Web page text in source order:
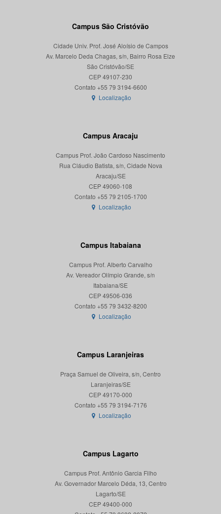
Campus São Cristóvão
Cidade Univ. Prof. José Aloísio de Campos
Av. Marcelo Deda Chagas, s/n, Bairro Rosa Elze
São Cristóvão/SE
CEP 49107-230
Localização
Campus Aracaju
Campus Prof. João Cardoso Nascimento
Rua Cláudio Batista, s/n, Cidade Nova
Aracaju/SE
CEP 49060-108
Localização
Campus Itabaiana
Campus Prof. Alberto Carvalho
Av. Vereador Olímpio Grande, s/n
Itabaiana/SE
CEP 49506-036
Localização
Campus Laranjeiras
Praça Samuel de Oliveira, s/n, Centro
Laranjeiras/SE
CEP 49170-000
Localização
Campus Lagarto
Campus Prof. Antônio Garcia Filho
Av. Governador Marcelo Déda, 13, Centro
Lagarto/SE
CEP 49400-000